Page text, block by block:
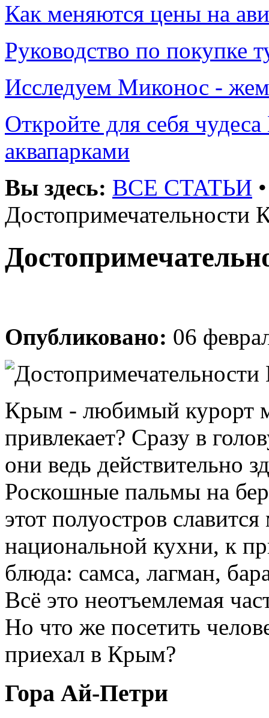
Как меняются цены на
Руководство по покупке
Исследуем Миконос -
Откройте для себя
аквапарками
Вы здесь: ВСЕ СТАТЬИ
Достопримечательности
Опубликовано: 06
Крым - любимый курорт
привлекает? Сразу в
они ведь действительно
Роскошные пальмы на
этот полуостров
национальной кухни, к
блюда: самса, лагман,
Всё это неотъемлемая
Но что же посетить
приехал в Крым?
Гора Ай-Петри